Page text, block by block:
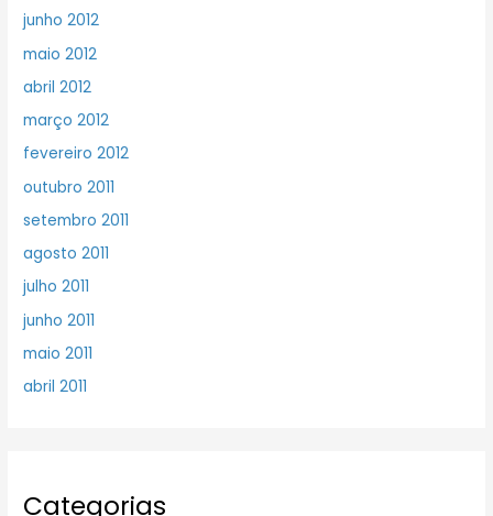
junho 2012
maio 2012
abril 2012
março 2012
fevereiro 2012
outubro 2011
setembro 2011
agosto 2011
julho 2011
junho 2011
maio 2011
abril 2011
Categorias